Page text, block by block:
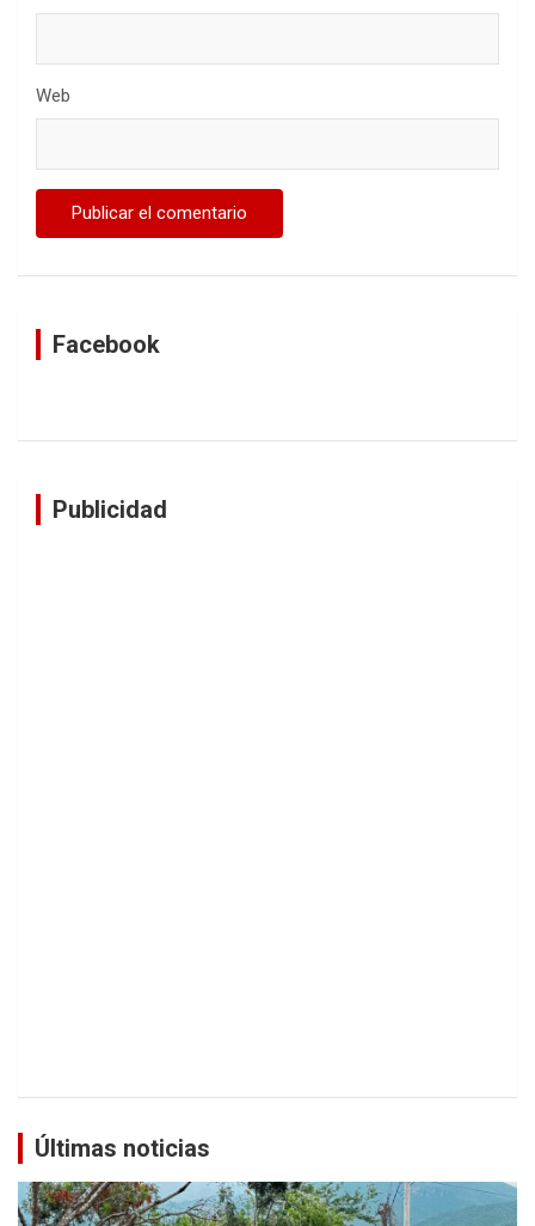
Web
Facebook
Publicidad
Últimas noticias